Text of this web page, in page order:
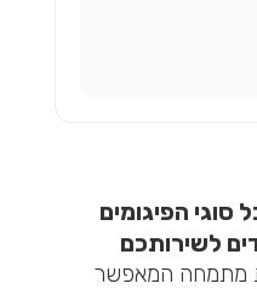
סוגי הפיגומים
לשירותכם
מתמחה המאפשר